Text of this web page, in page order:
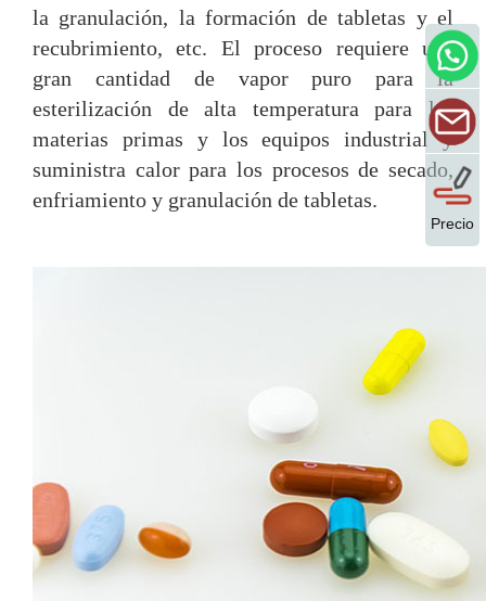
Precio
la granulación, la formación de tabletas y el
recubrimiento, etc. El proceso requiere una
gran cantidad de vapor puro para la
esterilización de alta temperatura para las
materias primas y los equipos industrial y
suministra calor para los procesos de secado,
enfriamiento y granulación de tabletas.